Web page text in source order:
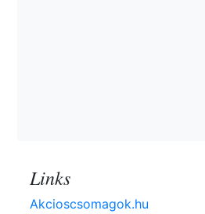
Links
Akcioscsomagok.hu